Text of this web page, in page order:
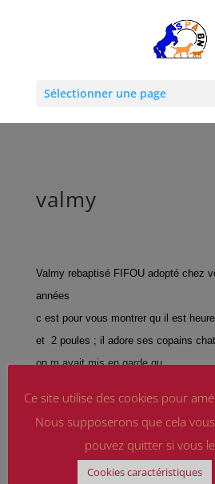
Sélectionner une page
valmy
Valmy rebaptisé FIFOU adopté chez
années
c est pour vous montrer qu il est
et 2 poules ; il adore ses copains
on m avait mis en garde qu
merci il nous apporte beaucoup de
contre .
bonne continuation a vous et merci
coté tardif mais a chaque fois je me
Ce site utilise des cookies pour
Nous supposerons que cela
pouvez quitter si vous
Cookies caractéristiques